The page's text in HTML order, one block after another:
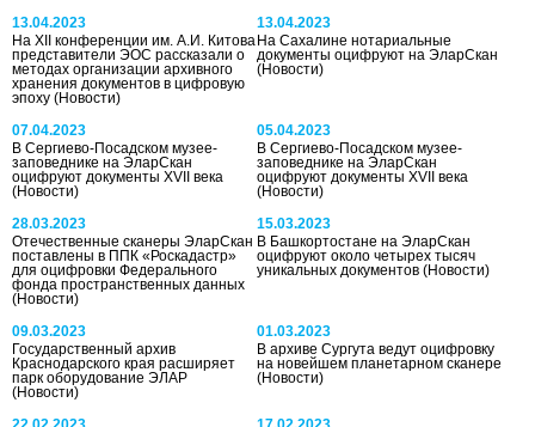
13.04.2023
На XII конференции им. А.И. Китова
представители ЭОС рассказали о
методах организации архивного
хранения документов в цифровую
эпоху (Новости)
13.04.2023
На Сахалине нотариальные
документы оцифруют на ЭларСкан
(Новости)
07.04.2023
В Сергиево-Посадском музее-
заповеднике на ЭларСкан
оцифруют документы XVII века
(Новости)
05.04.2023
В Сергиево-Посадском музее-
заповеднике на ЭларСкан
оцифруют документы XVII века
(Новости)
28.03.2023
Отечественные сканеры ЭларСкан
поставлены в ППК «Роскадастр»
для оцифровки Федерального
фонда пространственных данных
(Новости)
15.03.2023
В Башкортостане на ЭларСкан
оцифруют около четырех тысяч
уникальных документов(Новости)
09.03.2023
Государственный архив
Краснодарского края расширяет
парк оборудование ЭЛАР
(Новости)
01.03.2023
В архиве Сургута ведут оцифровку
на новейшем планетарном сканере
(Новости)